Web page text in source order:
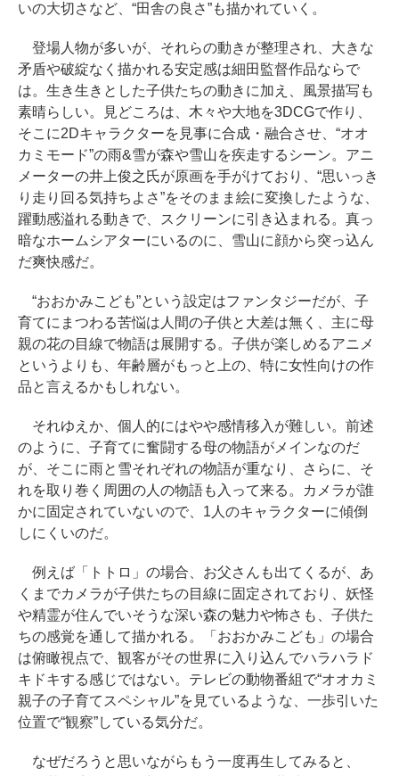
いの大切さなど、“田舎の良さ”も描かれていく。
登場人物が多いが、それらの動きが整理され、大きな
矛盾や破綻なく描かれる安定感は細田監督作品ならで
は。生き生きとした子供たちの動きに加え、風景描写も
素晴らしい。見どころは、木々や大地を3DCGで作り、
そこに2Dキャラクターを見事に合成・融合させ、“オオ
カミモード”の雨&雪が森や雪山を疾走するシーン。アニ
メーターの井上俊之氏が原画を手がけており、“思いっき
り走り回る気持ちよさ”をそのまま絵に変換したような、
躍動感溢れる動きで、スクリーンに引き込まれる。真っ
暗なホームシアターにいるのに、雪山に顔から突っ込ん
だ爽快感だ。
“おおかみこども”という設定はファンタジーだが、子
育てにまつわる苦悩は人間の子供と大差は無く、主に母
親の花の目線で物語は展開する。子供が楽しめるアニメ
というよりも、年齢層がもっと上の、特に女性向けの作
品と言えるかもしれない。
それゆえか、個人的にはやや感情移入が難しい。前述
のように、子育てに奮闘する母の物語がメインなのだ
が、そこに雨と雪それぞれの物語が重なり、さらに、そ
れを取り巻く周囲の人の物語も入って来る。カメラが誰
かに固定されていないので、1人のキャラクターに傾倒
しにくいのだ。
例えば「トトロ」の場合、お父さんも出てくるが、あ
くまでカメラが子供たちの目線に固定されており、妖怪
や精霊が住んでいそうな深い森の魅力や怖さも、子供た
ちの感覚を通して描かれる。「おおかみこども」の場合
は俯瞰視点で、観客がその世界に入り込んでハラハラド
キドキする感じではない。テレビの動物番組で“オオカミ
親子の子育てスペシャル”を見ているような、一歩引いた
位置で“観察”している気分だ。
なぜだろうと思いながらもう一度再生してみると、